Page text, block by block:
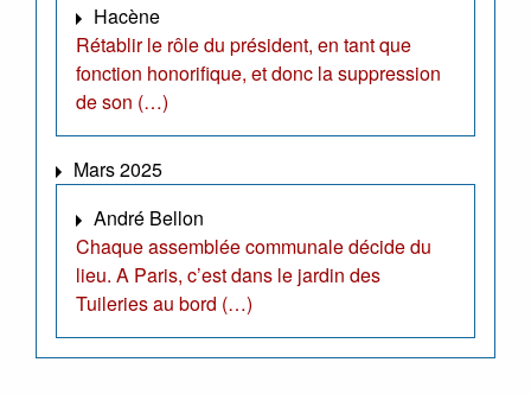
Hacène
Rétablir le rôle du président, en tant que
fonction honorifique, et donc la suppression
de son (…)
Mars 2025
André Bellon
Chaque assemblée communale décide du
lieu. A Paris, c’est dans le jardin des
Tuileries au bord (…)